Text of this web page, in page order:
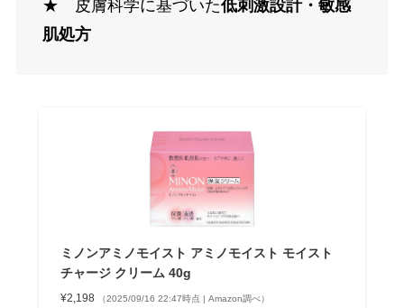
★ 皮膚科学に基づいた低刺激設計・敏感
肌処方
ミノンアミノモイスト アミノモイスト モイスト
チャージ クリーム 40g
¥2,198 （2025/09/16 22:47時点 | Amazon調べ）